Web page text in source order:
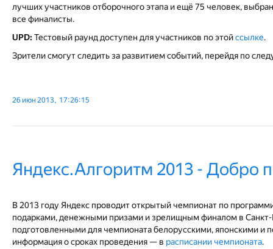
лучших участников отборочного этапа и ещё 75 человек,
все финалисты.
UPD: Тестовый раунд доступен для участников по этойссылке.
Зрители смогут следить за развитием событий, перейдя по
26 июн 2013, 17:26:15
Яндекс.Алгоритм 2013 - Добро
В 2013 году Яндекс проводит открытый чемпионат по
подарками, денежными призами и зрелищным финалом в
подготовленными для чемпионата белорусскими, японскими и
информация о сроках проведения — в расписании чемпионата.